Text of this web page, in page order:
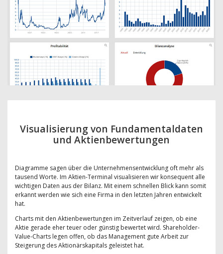
Visualisierung von Fundamentaldaten
und Aktienbewertungen
Diagramme sagen über die Unternehmensentwicklung oft mehr als
tausend Worte. Im Aktien-Terminal visualisieren wir konsequent alle
wichtigen Daten aus der Bilanz. Mit einem schnellen Blick kann somit
erkannt werden wie sich eine Firma in den letzten Jahren entwickelt
hat.
Charts mit den Aktienbewertungen im Zeitverlauf zeigen, ob eine
Aktie gerade eher teuer oder günstig bewertet wird. Shareholder-
Value-Charts legen offen, ob das Management gute Arbeit zur
Steigerung des Aktionärskapitals geleistet hat.